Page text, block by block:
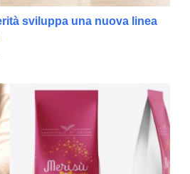
sviluppa una nuova linea